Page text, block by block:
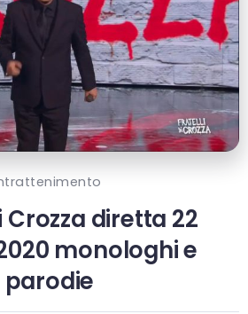
Crozza diretta 22
monologhi e
parodie